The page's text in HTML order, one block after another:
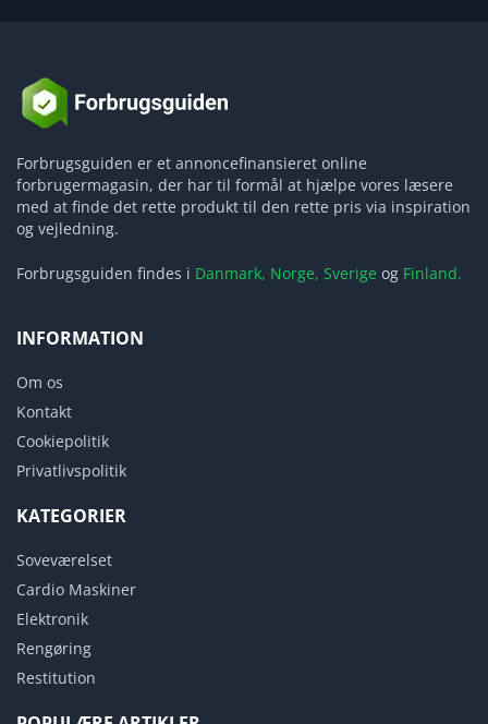
Forbrugsguiden er et annoncefinansieret online
forbrugermagasin, der har til formål at hjælpe vores læsere
med at finde det rette produkt til den rette pris via inspiration
og vejledning.
Forbrugsguiden findes i Danmark, Norge, Sverige og Finland.
INFORMATION
Om os
Kontakt
Cookiepolitik
Privatlivspolitik
KATEGORIER
Soveværelset
Cardio Maskiner
Elektronik
Rengøring
Restitution